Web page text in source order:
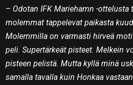
– Odotan IFK Mariehamn -ottelusta
molemmat tappelevat paikasta
Molemmilla on varmasti hirveä
peli. Supertärkeät pisteet. Melkein
pisteen pelistä. Mutta kyllä minä
samalla tavalla kuin Honkaa